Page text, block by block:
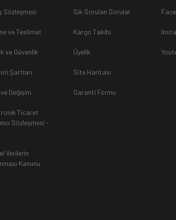
tarafımıza ulaştırılması zorunludur. Aksi halde
siparişiniz Havale ile yapıldıysa aynı
ürün bedeli iade edilmektedir. Kredi Kartına
Sözleşmesi
ve Teslimat
ve Güvenlik
Şartları
Değişim
Ticaret
Sözleşmesi -
Verilerin
Kanunu
Sık Sorulan Sorular
Kargo Takibi
Üyelik
Site Haritası
Garanti Formu